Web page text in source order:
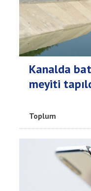
Kanalda
meyiti
Toplum